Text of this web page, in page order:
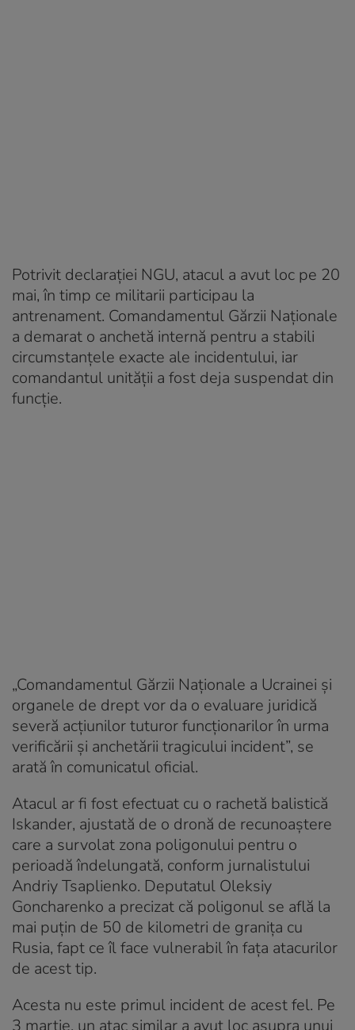
Potrivit declarației NGU, atacul a avut loc pe 20
mai, în timp ce militarii participau la
antrenament. Comandamentul Gărzii Naționale
a demarat o anchetă internă pentru a stabili
circumstanțele exacte ale incidentului, iar
comandantul unității a fost deja suspendat din
funcție.
„Comandamentul Gărzii Naționale a Ucrainei și
organele de drept vor da o evaluare juridică
severă acțiunilor tuturor funcționarilor în urma
verificării și anchetării tragicului incident”, se
arată în comunicatul oficial.
Atacul ar fi fost efectuat cu o rachetă balistică
Iskander, ajustată de o dronă de recunoaștere
care a survolat zona poligonului pentru o
perioadă îndelungată, conform jurnalistului
Andriy Tsaplienko. Deputatul Oleksiy
Goncharenko a precizat că poligonul se află la
mai puțin de 50 de kilometri de granița cu
Rusia, fapt ce îl face vulnerabil în fața atacurilor
de acest tip.
Acesta nu este primul incident de acest fel. Pe
3 martie, un atac similar a avut loc asupra unui